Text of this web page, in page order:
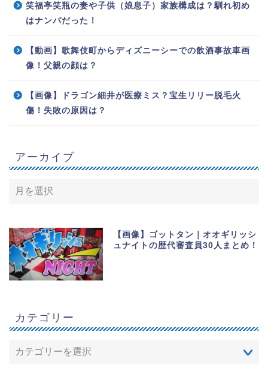
笑福亭笑瓶の妻や子供（娘息子）家族構成は？馴れ初め
はナンパだった！
【動画】歌舞伎町からディズニーシーでの飲酒事故車画
像！父親の顔は？
【画像】ドラゴン細井が医療ミス？宝生リリー脱毛火
傷！失敗の原因は？
アーカイブ
【画像】ゴットタン｜オオギリッシ
ュナイトの歴代審査員30人まとめ！
カテゴリー